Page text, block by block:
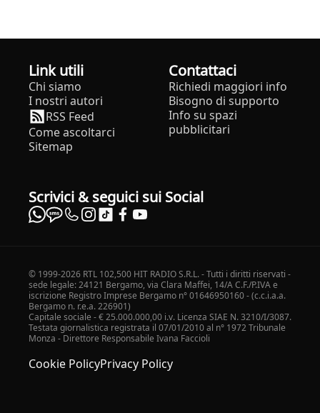
Link utili
Chi siamo
I nostri autori
RSS Feed
Come ascoltarci
Sitemap
Contattaci
Richiedi maggiori info
Bisogno di supporto
Info su spazi
pubblicitari
Scrivici & seguici sui Social
© 1999-2026 RTL 102,500 HIT RADIO S.R.L. - Tutti i diritti riservati -
sede legale: 24121 Bergamo, via Clara Maffei, 14/A C.F./P.IVA e
iscrizione Registro Imprese Bergamo n° 01646950160 - (c.c.i.a.a.
Bergamo n. r.e.a. 226901)
Capitale sociale - € 25.000.000,00 i.v. Licenza SIAE N. 3210/I/3087.
Testata giornalistica registrata il 07/01/2010 al n° 1972 Tribunale
Monza - Direttore Responsabile Ivana Faccioli
Cookie PolicyPrivacy Policy